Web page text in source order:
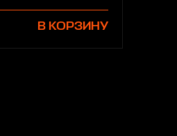
В КОРЗИНУ